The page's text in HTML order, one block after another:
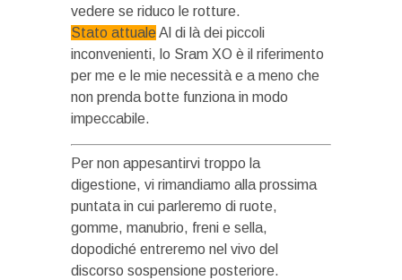
vedere se riduco le rotture.
Stato attualeAl di là dei piccoli
inconvenienti, lo Sram XO è il riferimento
per me e le mie necessità e a meno che
non prenda botte funziona in modo
impeccabile.
Per non appesantirvi troppo la
digestione, vi rimandiamo alla prossima
puntata in cui parleremo di ruote,
gomme, manubrio, freni e sella,
dopodiché entreremo nel vivo del
discorso sospensione posteriore.